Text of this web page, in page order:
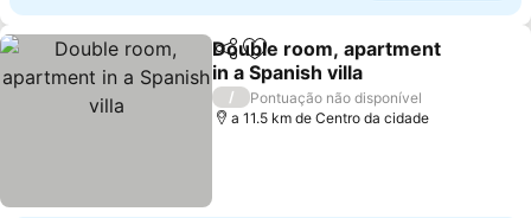
PartilharAdicionar aos favoritos
Double room, apartment
in a Spanish villa
Ver preços
/
Pontuação não disponível
a 11.5 km de Centro da cidade